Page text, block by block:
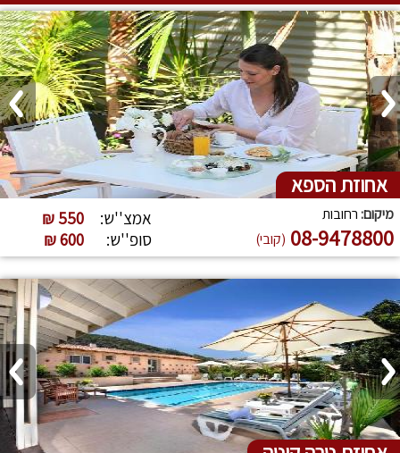
מלונות בוטיק לקבוצות מלונות בוטיק עם בריכה
מלונות בוטיק עם בריכה מחוממת מלונות בוטיק לדתיים
מלונות בוטיק עם בריכה מקורה מלונות בוטיק למשפחות
מלונות בוטיק עם ספא מלונות בוטיק עם סאונה
מלונות בוטיק עם טיפולי ספא מלונות יוקרה
אחוזת הספא
מיקום:רחובות
08-9478800 (קובי)
אמצ''ש:
550 ₪
סופ''ש:
600 ₪